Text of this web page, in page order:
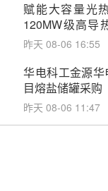
赋能大容量光
120MW级高导
型式试验
昨天 08-06 16:55
华电科工金源
目熔盐储罐采购
昨天 08-06 11:47